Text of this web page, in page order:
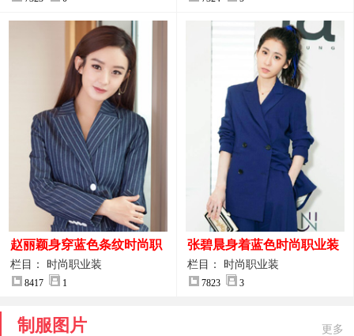
赵丽颖身穿蓝色条纹时尚职
业装图片
栏目： 时尚职业装
8417 1
张碧晨身着蓝色时尚职业装
服装图片
栏目： 时尚职业装
7823 3
制服图片 更多